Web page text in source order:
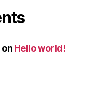
on Hello world!